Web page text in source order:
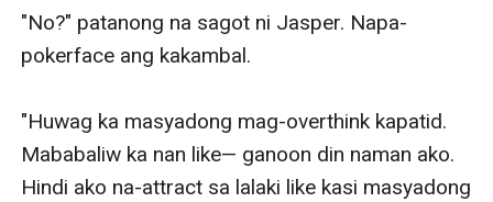
"No?" patanong na sagot ni Jasper. Napa-
pokerface ang kakambal.
"Huwag ka masyadong mag-overthink kapatid.
Mababaliw ka nan like— ganoon din naman ako.
Hindi ako na-attract sa lalaki like kasi masyadong